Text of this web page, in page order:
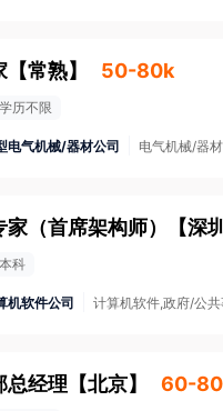
【常熟】 50-80k
学历不限
电气机械/器材公司 电气机械/器
（首席架构师） 【深圳
本科
机软件公司 计算机软件,政府/公共
总经理 【北京】 60-